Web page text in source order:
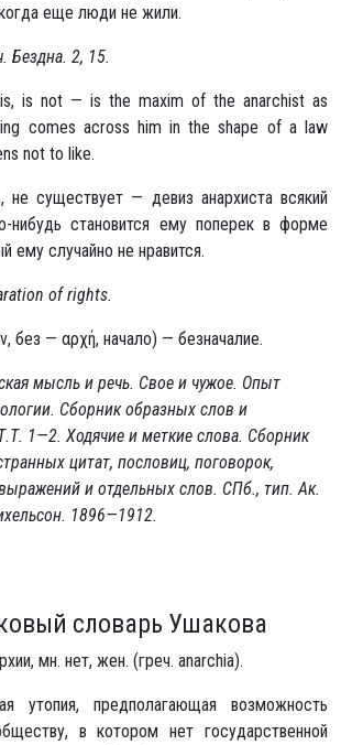
еще люди не жили.
Бездна. 2, 15.
is, is not — is the maxim of the anarchist as
comes across him in the shape of a law
not to like.
не существует — девиз анархиста всякий
нибудь становится ему поперек в форме
ему случайно не нравится.
of rights.
без — αρχή, начало) — безначалие.
мысль и речь. Свое и чужое. Опыт
Сборник образных слов и
1—2. Ходячие и меткие слова. Сборник
цитат, пословиц, поговорок,
и отдельных слов. СПб., тип. Ак.
1896—1912.
словарь Ушакова
мн. нет, жен. (греч. anarchia).
утопия, предполагающая возможность
в котором нет государственной